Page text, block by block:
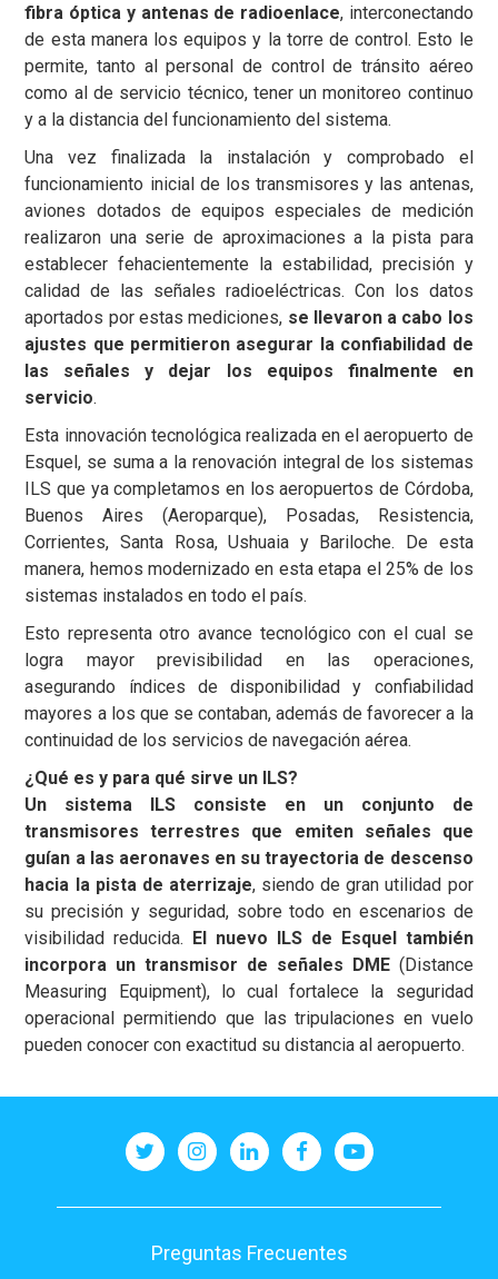
fibra óptica y antenas de radioenlace, interconectando
de esta manera los equipos y la torre de control. Esto le
permite, tanto al personal de control de tránsito aéreo
como al de servicio técnico, tener un monitoreo continuo
y a la distancia del funcionamiento del sistema.
Una vez finalizada la instalación y comprobado el
funcionamiento inicial de los transmisores y las antenas,
aviones dotados de equipos especiales de medición
realizaron una serie de aproximaciones a la pista para
establecer fehacientemente la estabilidad, precisión y
calidad de las señales radioeléctricas. Con los datos
aportados por estas mediciones, se llevaron a cabo los
ajustes que permitieron asegurar la confiabilidad de
las señales y dejar los equipos finalmente en
servicio.
Esta innovación tecnológica realizada en el aeropuerto de
Esquel, se suma a la renovación integral de los sistemas
ILS que ya completamos en los aeropuertos de Córdoba,
Buenos Aires (Aeroparque), Posadas, Resistencia,
Corrientes, Santa Rosa, Ushuaia y Bariloche. De esta
manera, hemos modernizado en esta etapa el 25% de los
sistemas instalados en todo el país.
Esto representa otro avance tecnológico con el cual se
logra mayor previsibilidad en las operaciones,
asegurando índices de disponibilidad y confiabilidad
mayores a los que se contaban, además de favorecer a la
continuidad de los servicios de navegación aérea.
¿Qué es y para qué sirve un ILS?
Un sistema ILS consiste en un conjunto de
transmisores terrestres que emiten señales que
guían a las aeronaves en su trayectoria de descenso
hacia la pista de aterrizaje, siendo de gran utilidad por
su precisión y seguridad, sobre todo en escenarios de
visibilidad reducida. El nuevo ILS de Esquel también
incorpora un transmisor de señales DME(Distance
Measuring Equipment), lo cual fortalece la seguridad
operacional permitiendo que las tripulaciones en vuelo
pueden conocer con exactitud su distancia al aeropuerto.
Pie
Preguntas Frecuentes